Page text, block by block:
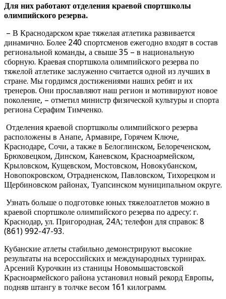
Для них работают отделения краевой спортшколы
олимпийского резерва.
– В Краснодарском крае тяжелая атлетика развивается
динамично. Более 240 спортсменов ежегодно входят в состав
региональной команды, а свыше 35 – в национальную
сборную. Краевая спортшкола олимпийского резерва по
тяжелой атлетике заслуженно считается одной из лучших в
стране. Мы гордимся достижениями наших ребят и их
тренеров. Они прославляют наш регион и мотивируют новое
поколение, – отметил министр физической культуры и спорта
региона Серафим Тимченко.
Отделения краевой спортшколы олимпийского резерва
расположены в Анапе, Армавире, Горячем Ключе,
Краснодаре, Сочи, а также в Белоглинском, Белореченском,
Брюховецком, Динском, Каневском, Красноармейском,
Крыловском, Кущевском, Мостовском, Новокубанском,
Новопокровском, Отрадненском, Павловском, Тихорецком и
Щербиновском районах, Туапсинском муниципальном округе.
Узнать больше о подготовке юных тяжелоатлетов можно в
краевой спортшколе олимпийского резерва по адресу: г.
Краснодар, ул. Пригородная, 24А; телефон для справок: 8
(861) 992-47-93.
Кубанские атлеты стабильно демонстрируют высокие
результаты на всероссийских и международных турнирах.
Арсений Курочкин из станицы Новомышастовской
Красноармейского района установил новый рекорд Европы,
подняв штангу в толчке весом 161 килограмм.